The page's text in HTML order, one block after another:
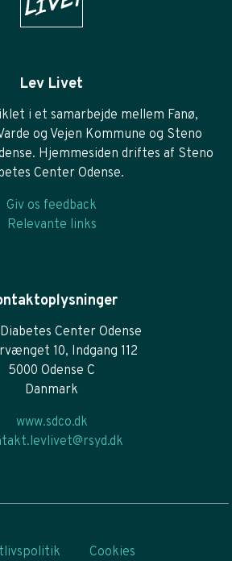
Lev Livet
i et samarbejde mellem Fanø,
og Vejen Kommune og Steno
Hjemmesiden driftes af Steno
Center Odense.
Giv os feedback
Relevante links
Center Odense
10, Indgang 112
5000 Odense C
Danmark
www.sdco.dk
Cookies